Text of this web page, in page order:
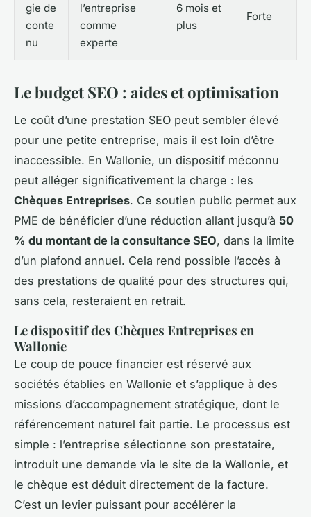
gie de
conte
nu
l’entreprise
comme
experte
6 mois et
plus
Forte
Le budget SEO : aides et optimisation
Le coût d’une prestation SEO peut sembler élevé
pour une petite entreprise, mais il est loin d’être
inaccessible. En Wallonie, un dispositif méconnu
peut alléger significativement la charge : les
Chèques Entreprises. Ce soutien public permet aux
PME de bénéficier d’une réduction allant jusqu’à 50
% du montant de la consultance SEO, dans la limite
d’un plafond annuel. Cela rend possible l’accès à
des prestations de qualité pour des structures qui,
sans cela, resteraient en retrait.
Le dispositif des Chèques Entreprises en
Wallonie
Le coup de pouce financier est réservé aux
sociétés établies en Wallonie et s’applique à des
missions d’accompagnement stratégique, dont le
référencement naturel fait partie. Le processus est
simple : l’entreprise sélectionne son prestataire,
introduit une demande via le site de la Wallonie, et
le chèque est déduit directement de la facture.
C’est un levier puissant pour accélérer la